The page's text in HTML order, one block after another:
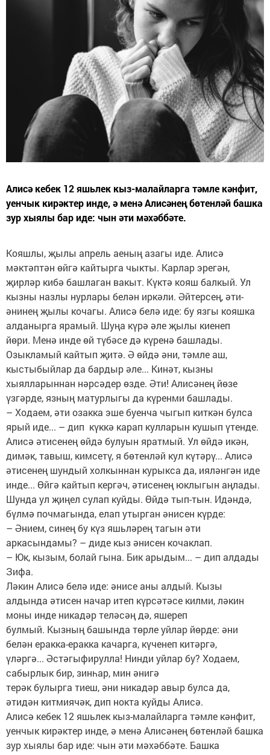
Алисә кебек 12 яшьлек кыз-малайларга тәмле кәнфит,
уенчык кирәктер инде, ә менә Алисәнең бөтенләй башка
зур хыялы бар иде: чын әти мәхәббәте.
Кояшлы, җылы апрель аеның азагы иде. Алисә
мәктәптән өйгә кайтырга чыкты. Карлар эрегән,
җирләр кибә башлаган вакыт. Күктә кояш балкый. Ул
кызны назлы нурлары белән иркәли. Әйтерсең, әти-
әнинең җылы кочагы. Алисә белә иде: бу язгы кояшка
алданырга ярамый. Шуңа күрә әле җылы киенеп
йөри. Менә инде өй түбәсе дә күренә башлады.
Озыкламый кайтып җитә. Ә өйдә әни, тәмле аш,
кыстыбыйлар да бардыр әле... Кинәт, кызны
хыялларыннан нәрсәдер өзде. Әти! Алисәнең йөзе
үзгәрде, язның матурлыгы да күренми башлады.
– Ходаем, әти озакка эше буенча чыгып киткән булса
ярый иде... – дип күккә карап кулларын кушып үтенде.
Алисә әтисенең өйдә булуын яратмый. Ул өйдә икән,
димәк, тавыш, кимсетү, я бөтенләй кул күтәрү... Алисә
әтисенең шундый холкыннан курыкса да, ияләнгән иде
инде... Өйгә кайтып кергәч, әтисенең юклыгын аңлады.
Шунда ул җиңел сулап куйды. Өйдә тып-тын. Идәндә,
бүлмә почмагында, елап утырган әнисен күрде:
– Әнием, синең бу күз яшьләрең тагын әти
аркасындамы? – диде кыз әнисен кочаклап.
– Юк, кызым, болай гына. Бик арыдым... – дип алдады
Зифа.
Ләкин Алисә белә иде: әнисе аны алдый. Кызы
алдында әтисен начар итеп күрсәтәсе килми, ләкин
моны инде никадәр теләсәң дә, яшереп
булмый. Кызның башында төрле уйлар йөрде: әни
белән еракка-еракка качарга, күченеп китәргә,
үләргә... Әстәгыфирулла! Нинди уйлар бу? Ходаем,
сабырлык бир, зинһар, мин әнигә
терәк булырга тиеш, әни никадәр авыр булса да,
әтидән китмиячәк, дип нокта куйды Алисә.
Алисә кебек 12 яшьлек кыз-малайларга тәмле кәнфит,
уенчык кирәктер инде, ә менә Алисәнең бөтенләй башка
зур хыялы бар иде: чын әти мәхәббәте. Башка